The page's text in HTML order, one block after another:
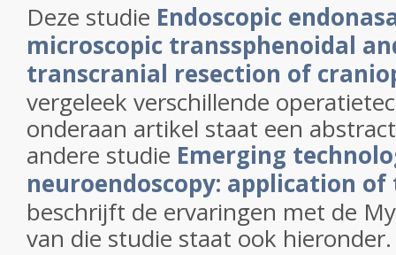
Deze studie Endoscopic
microscopic transsphenoidal
transcranial resection of
vergeleek verschillende
onderaan artikel staat een
andere studie Emerging
neuroendoscopy: application of
beschrijft de ervaringen met de
van die studie staat ook hieronder.